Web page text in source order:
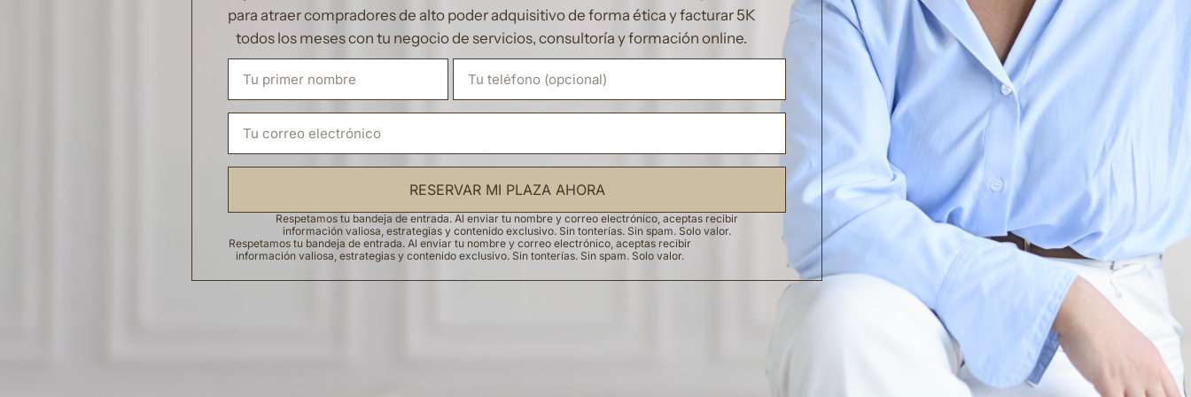
para atraer compradores de alto poder adquisitivo de forma ética y facturar 5K
todos los meses con tu negocio de servicios, consultoría y formación online.
RESERVAR MI PLAZA AHORA
Respetamos tu bandeja de entrada. Al enviar tu nombre y correo electrónico, aceptas recibir
información valiosa, estrategias y contenido exclusivo. Sin tonterías. Sin spam. Solo valor.
Respetamos tu bandeja de entrada. Al enviar tu nombre y correo electrónico, aceptas recibir
información valiosa, estrategias y contenido exclusivo. Sin tonterías. Sin spam. Solo valor.